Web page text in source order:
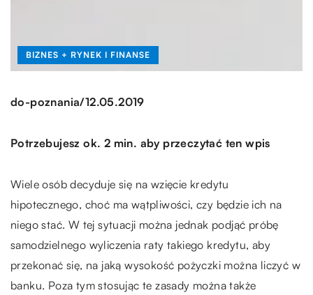
BIZNES + RYNEK I FINANSE
do-poznania/12.05.2019
Potrzebujesz ok. 2 min. aby przeczytać ten wpis
Wiele osób decyduje się na wzięcie kredytu
hipotecznego, choć ma wątpliwości, czy będzie ich na
niego stać. W tej sytuacji można jednak podjąć próbę
samodzielnego wyliczenia raty takiego kredytu, aby
przekonać się, na jaką wysokość pożyczki można liczyć w
banku. Poza tym stosując te zasady można także